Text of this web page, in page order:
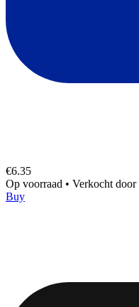
€6.35
Op voorraad • Verkocht door
Buy